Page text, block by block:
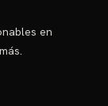
en